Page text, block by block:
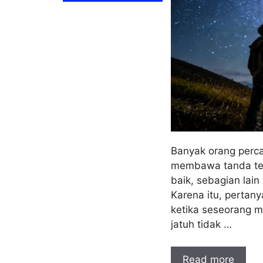
Banyak orang
membawa tanda
baik, sebagian
Karena itu,
ketika seseorang
jatuh tidak …
Read more